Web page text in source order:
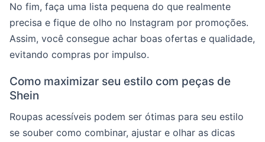
No fim, faça uma lista pequena do que realmente
precisa e fique de olho no Instagram por promoções.
Assim, você consegue achar boas ofertas e qualidade,
evitando compras por impulso.
Como maximizar seu estilo com peças de
Shein
Roupas acessíveis podem ser ótimas para seu estilo
se souber como combinar, ajustar e olhar as dicas